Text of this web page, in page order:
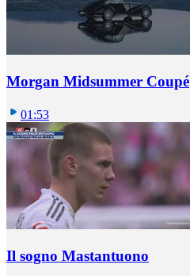
Morgan Midsummer Coupé
01:53
Il sogno Mastantuono